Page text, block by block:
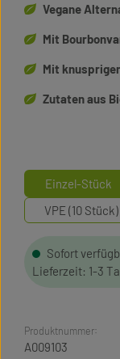
Durchschnittliche
Vegane
Mit
Mit
Zutaten aus
Sofort
Lieferzeit: 1-3
Einzel-Stück
VPE (10 Stück)
Produktnummer:
A009103